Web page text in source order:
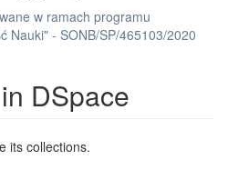
w ramach programu
Nauki" - SONB/SP/465103/2020
DSpace
its collections.